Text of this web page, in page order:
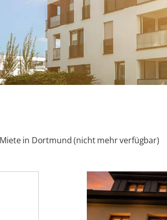
in Dortmund (nicht mehr verfügbar)